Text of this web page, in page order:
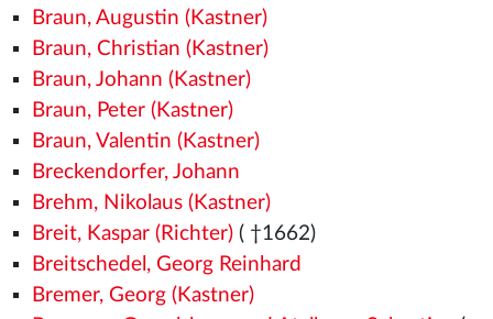
Braun, Augustin (Kastner)
Braun, Christian (Kastner)
Braun, Johann (Kastner)
Braun, Peter (Kastner)
Braun, Valentin (Kastner)
Breckendorfer, Johann
Brehm, Nikolaus (Kastner)
Breit, Kaspar (Richter)( †1662)
Breitschedel, Georg Reinhard
Bremer, Georg (Kastner)